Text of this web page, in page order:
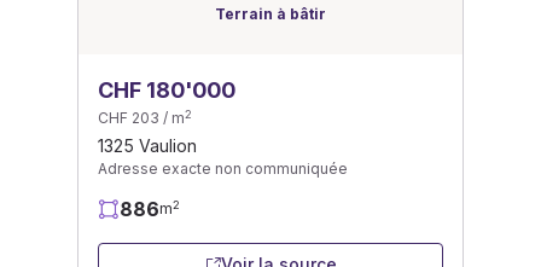
Terrain à bâtir
CHF 180'000
CHF 203 / m2
1325 Vaulion
Adresse exacte non communiquée
886m2